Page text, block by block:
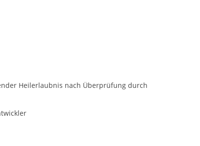
Heilerlaubnis nach Überprüfung durch